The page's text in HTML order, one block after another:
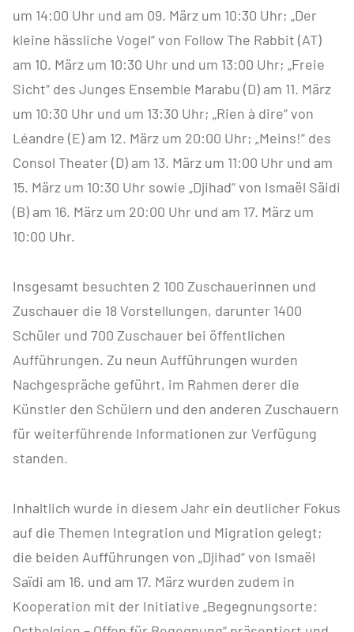
um 14:00 Uhr und am 09. März um 10:30 Uhr; „Der
kleine hässliche Vogel“ von Follow The Rabbit (AT)
am 10. März um 10:30 Uhr und um 13:00 Uhr; „Freie
Sicht“ des Junges Ensemble Marabu (D) am 11. März
um 10:30 Uhr und um 13:30 Uhr; „Rien à dire“ von
Léandre (E) am 12. März um 20:00 Uhr; „Meins!“ des
Consol Theater (D) am 13. März um 11:00 Uhr und am
15. März um 10:30 Uhr sowie „Djihad“ von Ismaël Säidi
(B) am 16. März um 20:00 Uhr und am 17. März um
10:00 Uhr.
Insgesamt besuchten 2 100 Zuschauerinnen und
Zuschauer die 18 Vorstellungen, darunter 1400
Schüler und 700 Zuschauer bei öffentlichen
Aufführungen. Zu neun Aufführungen wurden
Nachgespräche geführt, im Rahmen derer die
Künstler den Schülern und den anderen Zuschauern
für weiterführende Informationen zur Verfügung
standen.
Inhaltlich wurde in diesem Jahr ein deutlicher Fokus
auf die Themen Integration und Migration gelegt;
die beiden Aufführungen von „Djihad“ von Ismaël
Saïdi am 16. und am 17. März wurden zudem in
Kooperation mit der Initiative „Begegnungsorte: